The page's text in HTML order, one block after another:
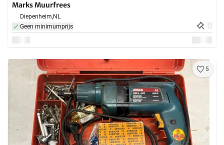
Marks Muurfrees
Diepenheim,NL
Geen minimumprijs
5